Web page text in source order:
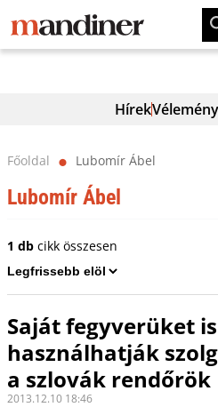
Hírek
Főoldal ⬤ Lubomír Ábel
Lubomír Ábel
1 dbcikk összesen
Saját fegyverüket is
használhatják
a szlovák rendőrök
2013.12.10 18:46